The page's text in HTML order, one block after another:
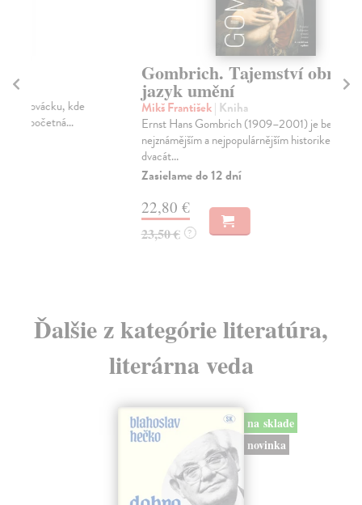
Gombrich. Tajemství obrazu a
Mikš František
| Kniha
Ernst Hans Gombrich (1909–2001) je bezesporu
nejznámějším a nejpopulárnějším historikem umění
Zasielame do 12 dní
Ďalšie z kategórie literatúra,
literárna veda
na sklade
novinka